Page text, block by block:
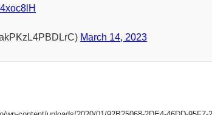
葺き替えられた茅葺き屋根が美しいお寺です🌟